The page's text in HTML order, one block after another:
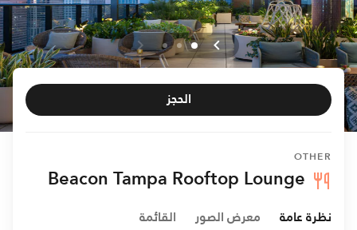
OTHER
Beacon Tampa Rooftop Lounge
الحجز
نظرة عامة معرض الصور القائمة